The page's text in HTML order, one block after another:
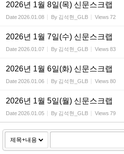
2026년 1월 8일(목) 신문스크랩
Date2026.01.08 By 김석현_GLB Views 72
2026년 1월 7일(수) 신문스크랩
Date2026.01.07 By 김석현_GLB Views 83
2026년 1월 6일(화) 신문스크랩
Date2026.01.06 By 김석현_GLB Views 80
2026년 1월 5일(월) 신문스크랩
Date2026.01.05 By 김석현_GLB Views 79